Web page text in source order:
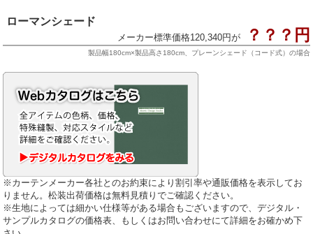
ローマンシェード
メーカー標準価格120,340円が ？？？円
製品幅180cm×製品高さ180cm、プレーンシェード（コード式）の場合
※カーテンメーカー各社とのお約束により割引率や通販価格を表示してお
りません。松装出荷価格は無料見積りでご確認ください。
※生地によっては細かい仕様等がある場合もございますので、デジタル・
サンプルカタログの価格表、もしくはお問い合わせにて詳細をお確かめ下